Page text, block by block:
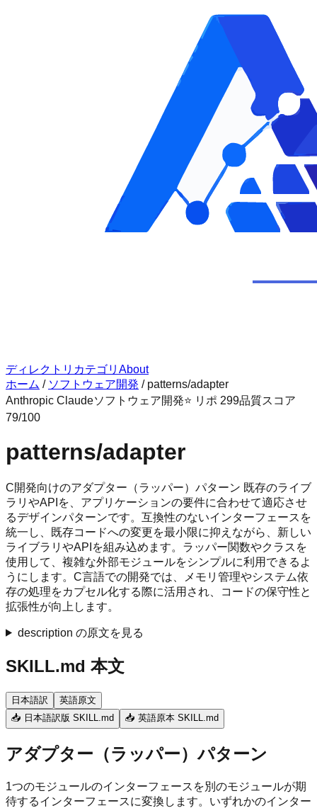
ディレクトリ カテゴリ About
ホーム / ソフトウェア開発 / patterns/adapter
Anthropic Claudeソフトウェア開発⭐ リポ 299品質スコア
79/100
patterns/adapter
C開発向けのアダプター（ラッパー）パターン 既存のライブ
ラリやAPIを、アプリケーションの要件に合わせて適応させ
るデザインパターンです。互換性のないインターフェースを
統一し、既存コードへの変更を最小限に抑えながら、新しい
ライブラリやAPIを組み込めます。ラッパー関数やクラスを
使用して、複雑な外部モジュールをシンプルに利用できるよ
うにします。C言語での開発では、メモリ管理やシステム依
存の処理をカプセル化する際に活用され、コードの保守性と
拡張性が向上します。
description の原文を見る
SKILL.md 本文
日本語訳
英語原文
📥 日本語訳版 SKILL.md
📥 英語原本 SKILL.md
アダプター（ラッパー）パターン
1つのモジュールのインターフェースを別のモジュールが期
待するインターフェースに変換します。いずれかのインター